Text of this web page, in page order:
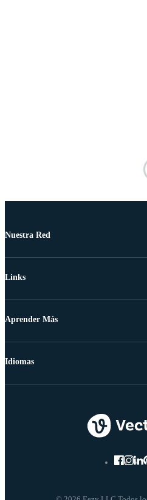
Nuestra Red
Links
Aprender Más
Idiomas